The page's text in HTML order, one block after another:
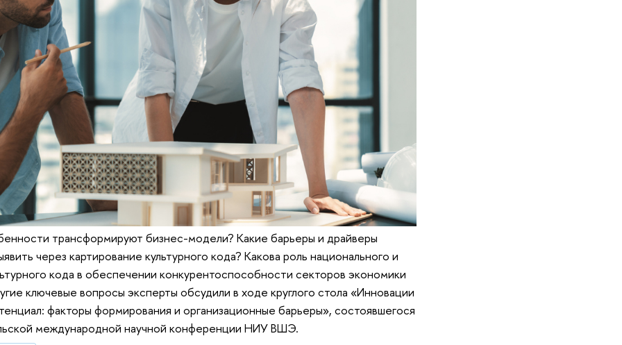
трансформируют бизнес-модели? Какие барьеры и драйверы
через картирование культурного кода? Какова роль национального и
кода в обеспечении конкурентоспособности секторов экономики
ключевые вопросы эксперты обсудили в ходе круглого стола «Инновации
факторы формирования и организационные барьеры», состоявшегося
международной научной конференции НИУ ВШЭ.